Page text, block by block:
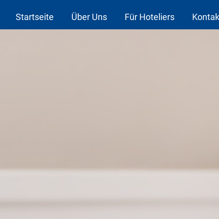
Startseite Über Uns Für Hoteliers